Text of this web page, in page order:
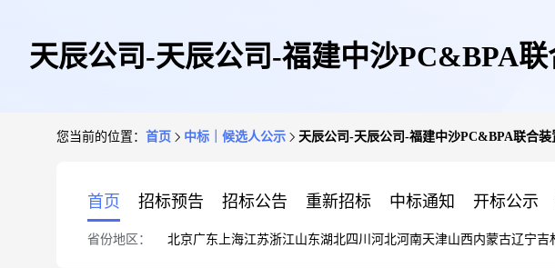
天辰公司-天辰公司-福建中沙PC&BPA
您当前的位置： 首页 中标｜候选人公示 天辰公司-天辰公司-福建中沙PC&BPA联合
首页 招标预告 招标公告 重新招标 中标通知 开标公示
省份地区： 北京广东 上海江苏浙江山东湖北四川 河北河南天津山西内蒙古辽宁吉